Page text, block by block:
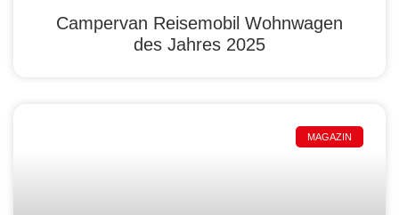
Campervan Reisemobil Wohnwagen
des Jahres 2025
MAGAZIN